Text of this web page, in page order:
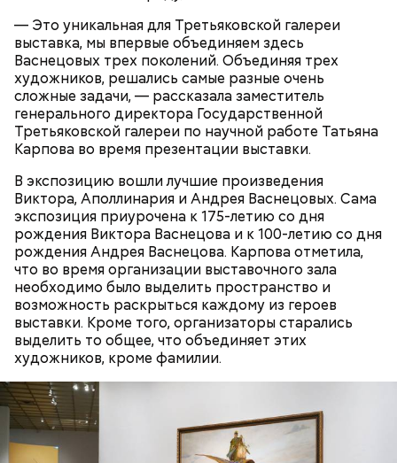
— Это уникальная для Третьяковской галереи
выставка, мы впервые объединяем здесь
Васнецовых трех поколений. Объединяя трех
художников, решались самые разные очень
сложные задачи, — рассказала заместитель
генерального директора Государственной
Третьяковской галереи по научной работе Татьяна
Карпова во время презентации выставки.
В экспозицию вошли лучшие произведения
Виктора, Аполлинария и Андрея Васнецовых. Сама
экспозиция приурочена к 175-летию со дня
рождения Виктора Васнецова и к 100-летию со дня
рождения Андрея Васнецова. Карпова отметила,
что во время организации выставочного зала
необходимо было выделить пространство и
возможность раскрыться каждому из героев
выставки. Кроме того, организаторы старались
выделить то общее, что объединяет этих
художников, кроме фамилии.
Фото: Shutterstock
Где проходит
«Кинематографическая лужа»:
булгаковед — о новой
экранизации «Мастера и
Маргариты»
Большой Гнездниковский переулок
Метароман не для всех: чем
удивит новая экранизация
«Мастера и Маргариты»